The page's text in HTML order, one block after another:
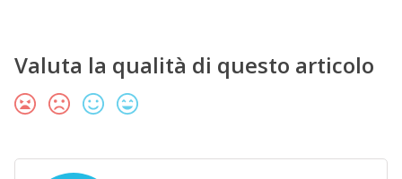
Valuta la qualità di questo articolo